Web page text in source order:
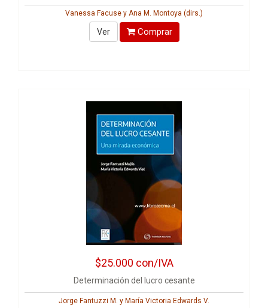
Vanessa Facuse y Ana M. Montoya (dirs.)
Ver Comprar
$25.000 con/IVA
Determinación del lucro cesante
Jorge Fantuzzi M. y María Victoria Edwards V.